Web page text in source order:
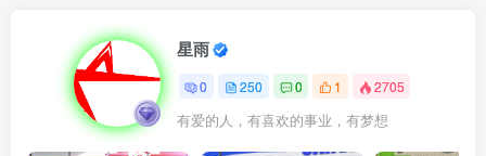
星雨
0 250 0 1 2705
有爱的人，有喜欢的事业，有梦想